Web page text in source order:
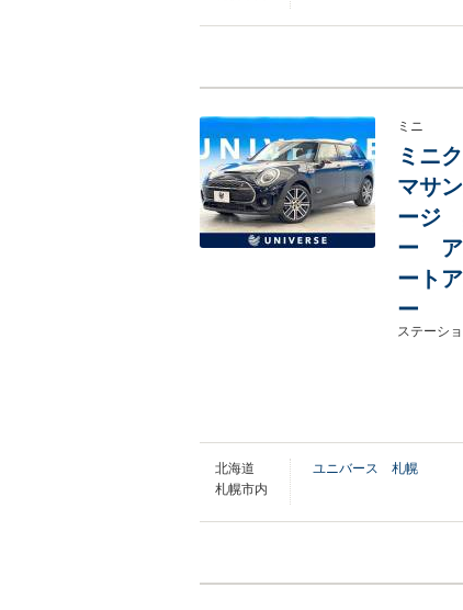
ミニ
ミニ
マサ
ージ
ー ア
ート
ー
ステーシ
北海道
札幌市内
ユニバース 札幌